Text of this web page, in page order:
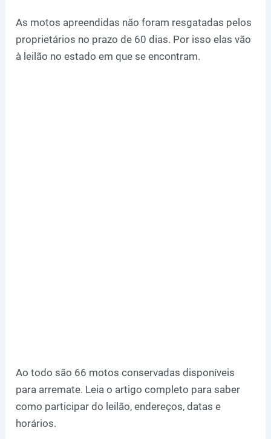
As motos apreendidas não foram resgatadas pelos
proprietários no prazo de 60 dias. Por isso elas vão
à leilão no estado em que se encontram.
Ao todo são 66 motos conservadas disponíveis
para arremate. Leia o artigo completo para saber
como participar do leilão, endereços, datas e
horários.